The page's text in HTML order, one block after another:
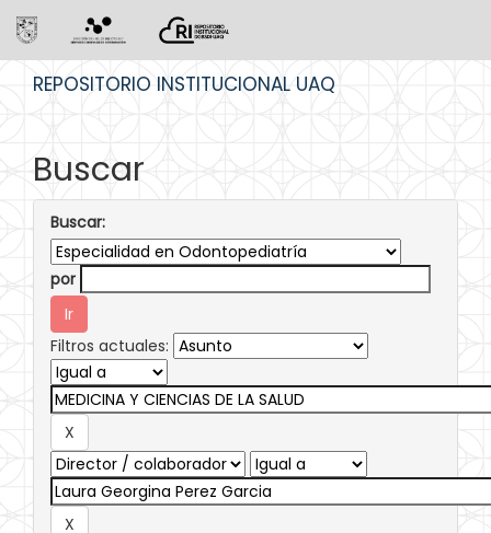
REPOSITORIO INSTITUCIONAL UAQ
Buscar
Buscar:
por
Filtros actuales: